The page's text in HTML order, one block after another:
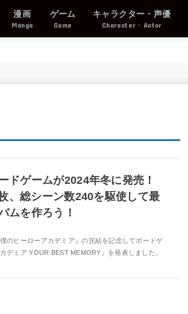
漫画
Manga
ゲーム
Game
キャラクター・声優
Character・Actor
ドゲームが2024年冬に発売！
、総シーン数240を駆使して最
ムを作ろう！
のヒーローアカデミア』の完結を記念してボードゲ
デミア YOUR BEST MEMORY』を発表しました。